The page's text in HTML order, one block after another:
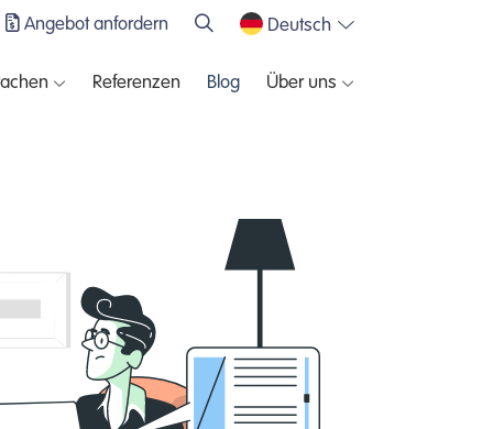
Angebot anfordern Deutsch
Referenzen Blog Über uns